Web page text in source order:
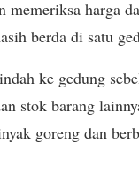
memeriksa harga
berda di satu
ke gedung
stok barang
goreng dan